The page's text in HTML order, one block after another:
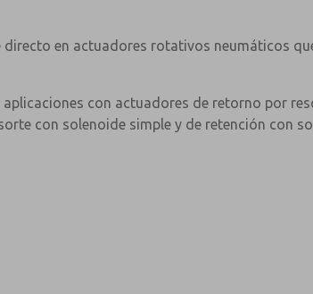
Nylon 66 30% Glass Filled
DE LA VÁLVULA
en actuadores rotativos neumáticos
con actuadores de retorno por
con solenoide simple y de retención con